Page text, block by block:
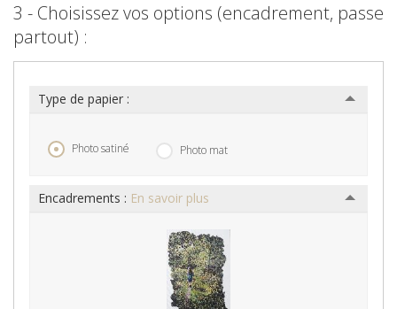
3 - Choisissez vos options (encadrement, passe
partout) :
Type de papier :
Photo satiné Photo mat
Encadrements : En savoir plus